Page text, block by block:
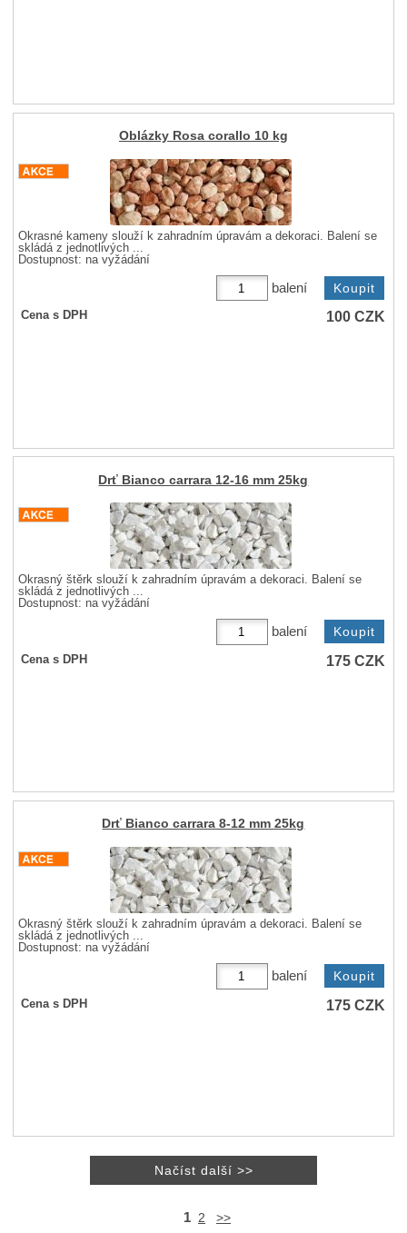
Oblázky Rosa corallo 10 kg
Okrasné kameny slouží k zahradním úpravám a dekoraci. Balení se
skládá z jednotlivých ...
Dostupnost: na vyžádání
balení
Cena s DPH 100CZK
Drť Bianco carrara 12-16 mm 25kg
Okrasný štěrk slouží k zahradním úpravám a dekoraci. Balení se
skládá z jednotlivých ...
Dostupnost: na vyžádání
balení
Cena s DPH 175CZK
Drť Bianco carrara 8-12 mm 25kg
Okrasný štěrk slouží k zahradním úpravám a dekoraci. Balení se
skládá z jednotlivých ...
Dostupnost: na vyžádání
balení
Cena s DPH 175CZK
1 2 >>